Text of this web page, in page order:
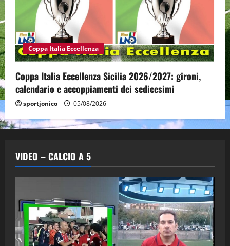
Coppa Italia Eccellenza
Coppa Italia Eccellenza Sicilia 2026/2027: gironi,
calendario e accoppiamenti dei sedicesimi
sportjonico 05/08/2026
VIDEO – CALCIO A 5